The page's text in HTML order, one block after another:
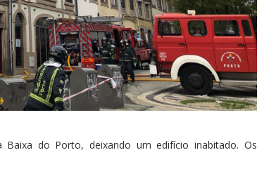
do Porto, deixando um edifício inabitado. Os